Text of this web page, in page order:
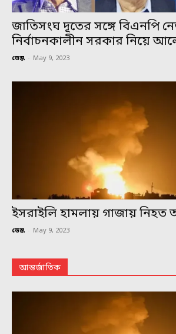
জাতিসংঘ দূতের সঙ্গে বিএনপি
নির্বাচনকালীন সরকার নিয়ে
ডেস্ক - May 9, 2023
ইসরাইলি হামলায় গাজায় নিহত
ডেস্ক - May 9, 2023
আন্তর্জাতিক